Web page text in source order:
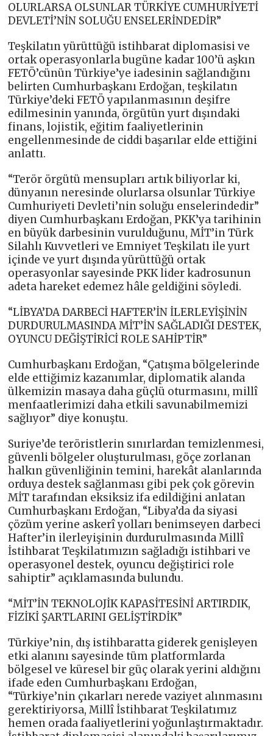
OLURLARSA OLSUNLAR TÜRKİYE CUMHURİYETİ
DEVLETİ’NİN SOLUĞU ENSELERİNDEDİR”
Teşkilatın yürüttüğü istihbarat diplomasisi ve
ortak operasyonlarla bugüne kadar 100’ü aşkın
FETÖ’cünün Türkiye’ye iadesinin sağlandığını
belirten Cumhurbaşkanı Erdoğan, teşkilatın
Türkiye’deki FETÖ yapılanmasının deşifre
edilmesinin yanında, örgütün yurt dışındaki
finans, lojistik, eğitim faaliyetlerinin
engellenmesinde de ciddi başarılar elde ettiğini
anlattı.
“Terör örgütü mensupları artık biliyorlar ki,
dünyanın neresinde olurlarsa olsunlar Türkiye
Cumhuriyeti Devleti’nin soluğu enselerindedir”
diyen Cumhurbaşkanı Erdoğan, PKK’ya tarihinin
en büyük darbesinin vurulduğunu, MİT’in Türk
Silahlı Kuvvetleri ve Emniyet Teşkilatı ile yurt
içinde ve yurt dışında yürüttüğü ortak
operasyonlar sayesinde PKK lider kadrosunun
adeta hareket edemez hâle geldiğini söyledi.
“LİBYA’DA DARBECİ HAFTER’İN İLERLEYİŞİNİN
DURDURULMASINDA MİT’İN SAĞLADIĞI DESTEK,
OYUNCU DEĞİŞTİRİCİ ROLE SAHİPTİR”
Cumhurbaşkanı Erdoğan, “Çatışma bölgelerinde
elde ettiğimiz kazanımlar, diplomatik alanda
ülkemizin masaya daha güçlü oturmasını, millî
menfaatlerimizi daha etkili savunabilmemizi
sağlıyor” diye konuştu.
Suriye’de teröristlerin sınırlardan temizlenmesi,
güvenli bölgeler oluşturulması, göçe zorlanan
halkın güvenliğinin temini, harekât alanlarında
orduya destek sağlanması gibi pek çok görevin
MİT tarafından eksiksiz ifa edildiğini anlatan
Cumhurbaşkanı Erdoğan, “Libya’da da siyasi
çözüm yerine askerî yolları benimseyen darbeci
Hafter’in ilerleyişinin durdurulmasında Millî
İstihbarat Teşkilatımızın sağladığı istihbari ve
operasyonel destek, oyuncu değiştirici role
sahiptir” açıklamasında bulundu.
“MİT’İN TEKNOLOJİK KAPASİTESİNİ ARTIRDIK,
FİZİKİ ŞARTLARINI GELİŞTİRDİK”
Türkiye’nin, dış istihbaratta giderek genişleyen
etki alanını sayesinde tüm platformlarda
bölgesel ve küresel bir güç olarak yerini aldığını
ifade eden Cumhurbaşkanı Erdoğan,
“Türkiye’nin çıkarları nerede vaziyet alınmasını
gerektiriyorsa, Millî İstihbarat Teşkilatımız
hemen orada faaliyetlerini yoğunlaştırmaktadır.